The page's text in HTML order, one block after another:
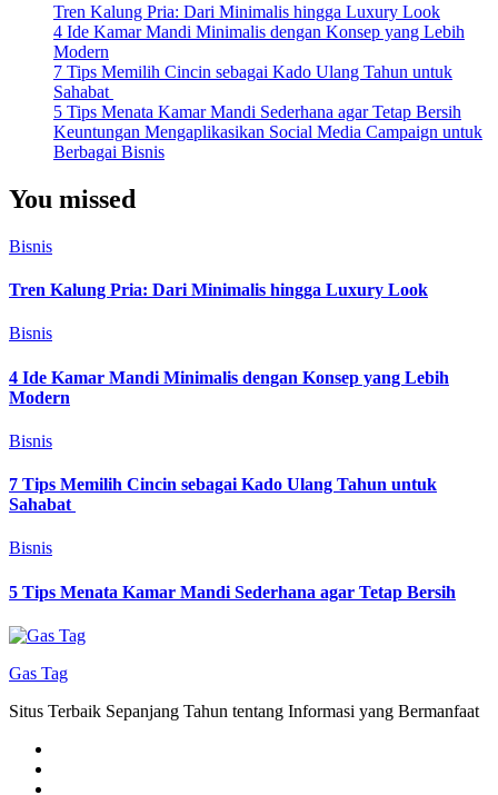
Tren Kalung Pria: Dari Minimalis hingga Luxury Look
4 Ide Kamar Mandi Minimalis dengan Konsep yang Lebih
Modern
7 Tips Memilih Cincin sebagai Kado Ulang Tahun untuk
Sahabat
5 Tips Menata Kamar Mandi Sederhana agar Tetap Bersih
Keuntungan Mengaplikasikan Social Media Campaign untuk
Berbagai Bisnis
You missed
Bisnis
Tren Kalung Pria: Dari Minimalis hingga Luxury Look
Bisnis
4 Ide Kamar Mandi Minimalis dengan Konsep yang Lebih
Modern
Bisnis
7 Tips Memilih Cincin sebagai Kado Ulang Tahun untuk
Sahabat
Bisnis
5 Tips Menata Kamar Mandi Sederhana agar Tetap Bersih
Gas Tag
Situs Terbaik Sepanjang Tahun tentang Informasi yang Bermanfaat